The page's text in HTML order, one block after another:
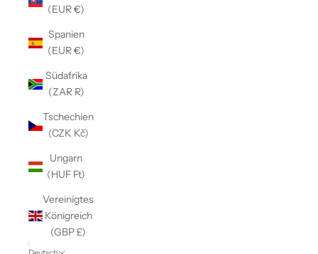
(EUR €)
Spanien
(EUR €)
Südafrika
(ZAR R)
Tschechien
(CZK Kč)
Ungarn
(HUF Ft)
Vereinigtes
Königreich
(GBP £)